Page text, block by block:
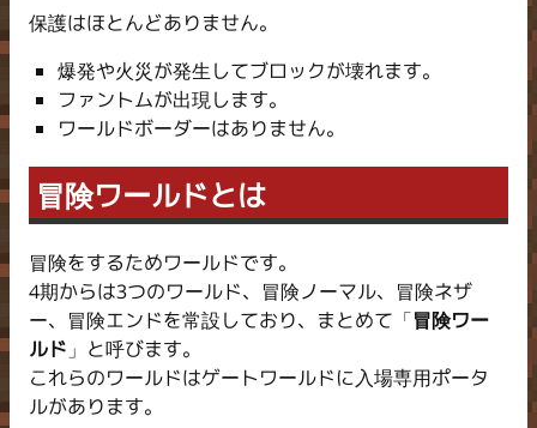
保護はほとんどありません。
爆発や火災が発生してブロックが壊れます。
ファントムが出現します。
ワールドボーダーはありません。
冒険ワールドとは
冒険をするためワールドです。
4期からは3つのワールド、冒険ノーマル、冒険ネザ
ー、冒険エンドを常設しており、まとめて「冒険ワー
ルド 」と呼びます。
これらのワールドはゲートワールドに入場専用ポータ
ルがあります。